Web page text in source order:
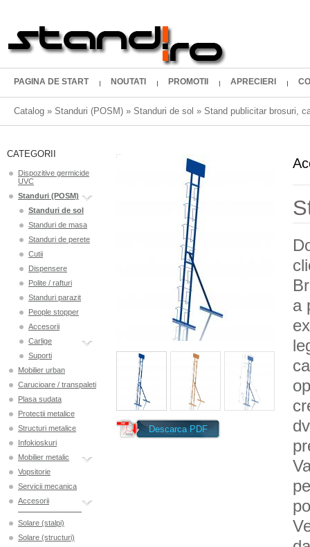
PAGINA DE START NOUTATI PROMOTII APRECIERI
Catalog » Standuri (POSM) » Standuri de sol » Stand publicitar brosuri,
Descarca PDF
a
CATEGORII
Dispozitive germicide
UVC
Standuri (POSM)
Standuri de sol
Standuri de masa
Standuri de perete
Cutii
Dispensere
Polite / rafturi
Standuri parazit
People stopper
Accesorii
Carlige
Suporti
Mobilier urban
Carucioare / transpaleti
Plasa sudata
Protectii metalice
Structuri metalice
Infokioskuri
Mobilier metalic
Vopsitorie
Servicii mecanica
Accesorii
Solare (stalpi)
Solare (structuri)